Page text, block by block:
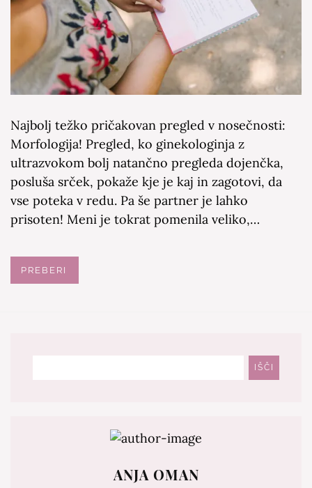
Najbolj težko pričakovan pregled v nosečnosti:
Morfologija! Pregled, ko ginekologinja z
ultrazvokom bolj natančno pregleda dojenčka,
posluša srček, pokaže kje je kaj in zagotovi, da
vse poteka v redu. Pa še partner je lahko
prisoten! Meni je tokrat pomenila veliko,…
PREBERI
IŠČI
ANJA OMAN